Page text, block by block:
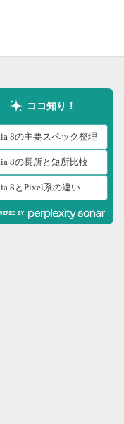
ココ知り！
8の主要スペック整理
8の長所と短所比較
8とPixel系の違い